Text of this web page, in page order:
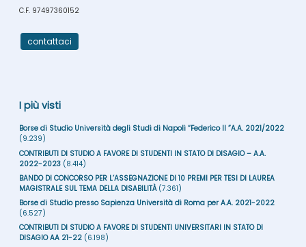
C.F. 97497360152
contattaci
I più visti
Borse di Studio Università degli Studi di Napoli “Federico II ”A.A. 2021/2022
(9.239)
CONTRIBUTI DI STUDIO A FAVORE DI STUDENTI IN STATO DI DISAGIO – A.A.
2022-2023 (8.414)
BANDO DI CONCORSO PER L’ASSEGNAZIONE DI 10 PREMI PER TESI DI LAUREA
MAGISTRALE SUL TEMA DELLA DISABILITÀ (7.361)
Borse di Studio presso Sapienza Università di Roma per A.A. 2021-2022
(6.527)
CONTRIBUTI DI STUDIO A FAVORE DI STUDENTI UNIVERSITARI IN STATO DI
DISAGIO AA 21-22 (6.198)